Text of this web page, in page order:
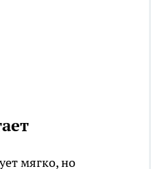
мягко, но